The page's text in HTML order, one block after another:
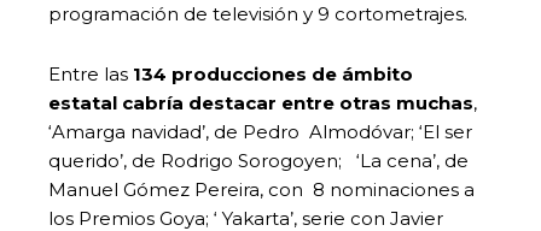
programación de televisión y 9 cortometrajes.
Entre las 134 producciones de ámbito
estatal cabría destacar entre otras muchas,
‘Amarga navidad’, de Pedro Almodóvar; ‘El ser
querido’, de Rodrigo Sorogoyen; ‘La cena’, de
Manuel Gómez Pereira, con 8 nominaciones a
los Premios Goya; ‘ Yakarta’, serie con Javier